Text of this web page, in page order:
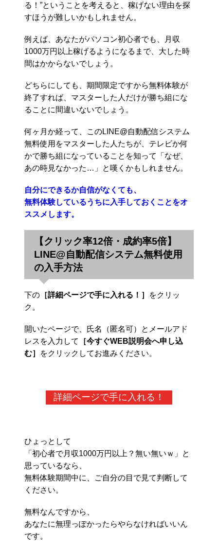
る！”ということを考えると、稼げない理由を探
すほうが難しいかもしれません。
例えば、あなたがパソコン初心者でも、月収
1000万円以上稼げるようになるまで、大した時
間はかからないでしょう。
どちらにしても、期間限定ですから無料体験が
終了すれば、マスターした人だけが勝ち組にな
ることに間違いないでしょう。
何ヶ月か経って、このLINE@自動配信システム
無料使用をマスターした人たちが、テレビか何
かで勝ち組になっていることを知って「なぜ、
あの時見なかった…」と嘆くかもしれません。
自分にできるか自信がなくても、
無料体験しているうちに入手しておくことをオ
ススメします。
【クリック率12倍・成約率5倍】
LINE@自動配信システム無料使用
の入手方法
下の ［詳細ページで手に入れる！］
をクリッ
ク。
開いたページで、氏名（匿名可）とメールアド
レスを入力して
［今すぐWEB説明会へ申し込
む］
をクリックしてお進みください。
詳細ページで手に入れる！
ひょっとして
「初心者で月収1000万円以上？無い無いｗ」と
思っているなら、
無料体験期間中に、ご自分の目で見て判断して
ください。
無料なんですから、
あなたに無理っぽかったらやらなければいいん
です。